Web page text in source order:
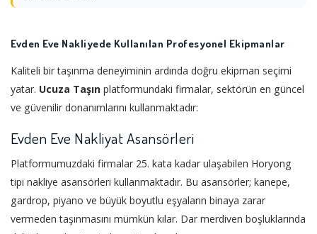
Evden Eve Nakliyede Kullanılan Profesyonel Ekipmanlar
Kaliteli bir taşınma deneyiminin ardında doğru ekipman seçimi
yatar. Ucuza Taşın platformundaki firmalar, sektörün en güncel
ve güvenilir donanımlarını kullanmaktadır:
Evden Eve Nakliyat Asansörleri
Platformumuzdaki firmalar 25. kata kadar ulaşabilen Horyong
tipi nakliye asansörleri kullanmaktadır. Bu asansörler; kanepe,
gardrop, piyano ve büyük boyutlu eşyaların binaya zarar
vermeden taşınmasını mümkün kılar. Dar merdiven boşluklarında